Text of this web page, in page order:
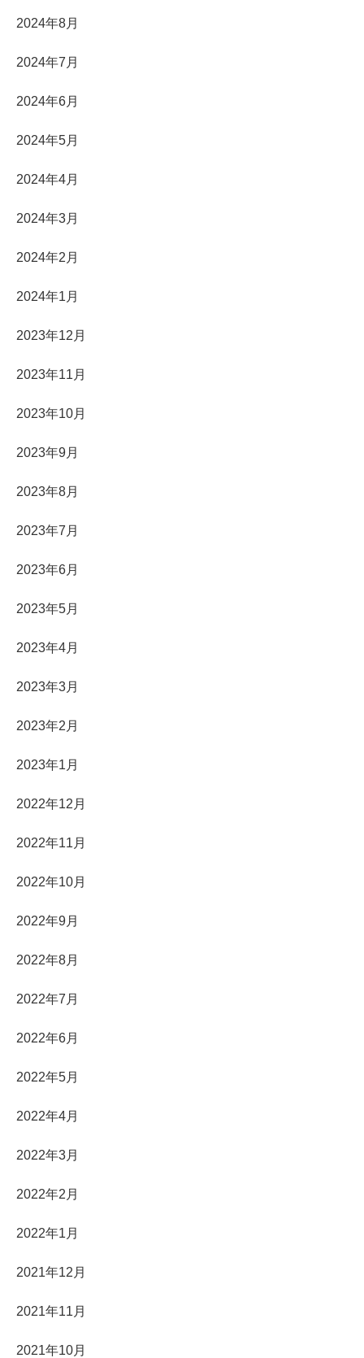
2024年8月
2024年7月
2024年6月
2024年5月
2024年4月
2024年3月
2024年2月
2024年1月
2023年12月
2023年11月
2023年10月
2023年9月
2023年8月
2023年7月
2023年6月
2023年5月
2023年4月
2023年3月
2023年2月
2023年1月
2022年12月
2022年11月
2022年10月
2022年9月
2022年8月
2022年7月
2022年6月
2022年5月
2022年4月
2022年3月
2022年2月
2022年1月
2021年12月
2021年11月
2021年10月